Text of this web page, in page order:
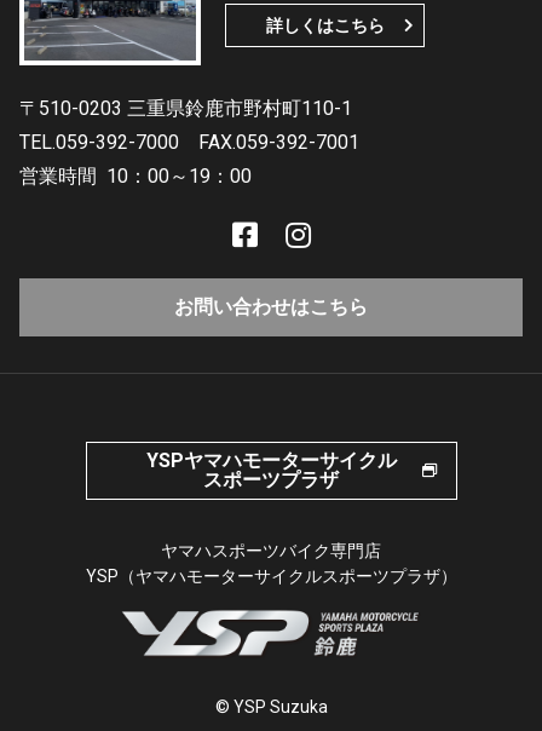
詳しくはこちら
〒510-0203 三重県鈴鹿市野村町110-1
TEL.059-392-7000
FAX.059-392-7001
営業時間 10：00～19：00
お問い合わせはこちら
YSPヤマハモーターサイクル
スポーツプラザ
ヤマハスポーツバイク専門店
YSP（ヤマハモーターサイクルスポーツプラザ）
© YSP Suzuka